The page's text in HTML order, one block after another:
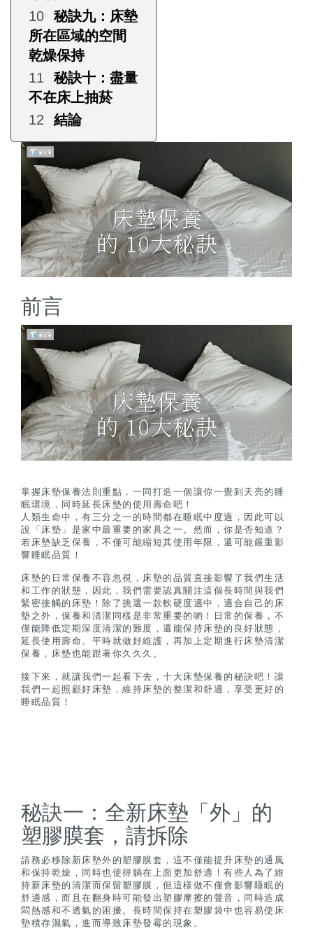
秘訣九：床墊
所在區域的空間
乾燥保持
秘訣十：盡量
不在床上抽菸
結論
前言
掌握床墊保養法則重點，一同打造一個讓你一覺到天亮的睡
眠環境，同時延長床墊的使用壽命吧！
人類生命中，有三分之一的時間都在睡眠中度過，因此可以
說「床墊」是家中最重要的家具之一。然而，你是否知道？
若床墊缺乏保養，不僅可能縮短其使用年限，還可能嚴重影
響睡眠品質！
床墊的日常保養不容忽視，床墊的品質直接影響了我們生活
和工作的狀態，因此，我們需要認真關注這個長時間與我們
緊密接觸的床墊！除了挑選一款軟硬度適中，適合自己的床
墊之外，保養和清潔同樣是非常重要的喲！日常的保養，不
僅能降低定期深度清潔的難度，還能保持床墊的良好狀態，
延長使用壽命。平時就做好維護，再加上定期進行床墊清潔
保養，床墊也能跟著你久久久。
接下來，就讓我們一起看下去，十大床墊保養的秘訣吧！讓
我們一起照顧好床墊，維持床墊的整潔和舒適，享受更好的
睡眠品質！
秘訣一：全新床墊「外」的
塑膠膜套，請拆除
請務必移除新床墊外的塑膠膜套，這不僅能提升床墊的通風
和保持乾燥，同時也使得躺在上面更加舒適！有些人為了維
持新床墊的清潔而保留塑膠膜，但這樣做不僅會影響睡眠的
舒適感，而且在翻身時可能發出塑膠摩擦的聲音，同時造成
悶熱感和不透氣的困擾。長時間保持在塑膠袋中也容易使床
墊積存濕氣，進而導致床墊發霉的現象。